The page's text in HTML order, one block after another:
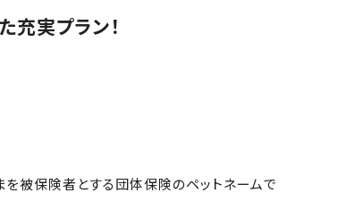
充実プラン！
被保険者とする団体保険のペットネームで